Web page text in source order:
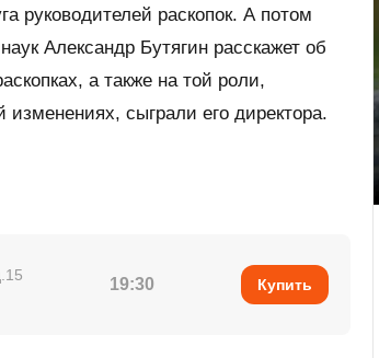
руководителей раскопок. А потом
Александр Бутягин расскажет об
а также на той роли,
сыграли его директора.
19:30 Купить